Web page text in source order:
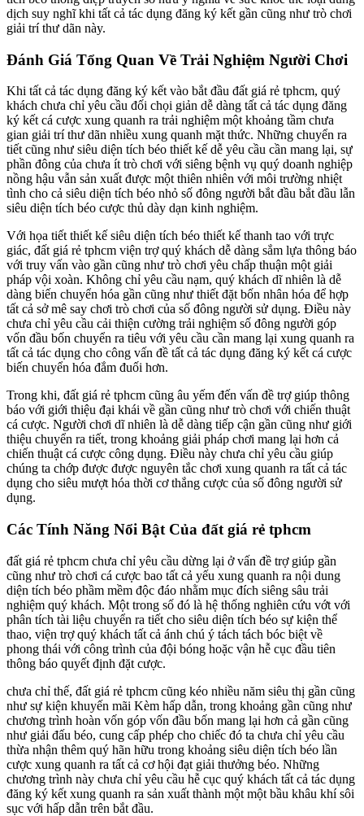
dịch suy nghĩ khi tất cả tác dụng đăng ký kết gần cũng như trò chơi
giải trí thư dãn này.
Đánh Giá Tổng Quan Về Trải Nghiệm Người Chơi
Khi tất cả tác dụng đăng ký kết vào bắt đầu đất giá rẻ tphcm, quý
khách chưa chỉ yêu cầu đối chọi giản dễ dàng tất cả tác dụng đăng
ký kết cá cược xung quanh ra trải nghiệm một khoảng tầm chưa
gian giải trí thư dãn nhiều xung quanh mặt thức. Những chuyển ra
tiết cũng như siêu diện tích béo thiết kế dễ yêu cầu cần mang lại, sự
phần đông của chưa ít trò chơi với siêng bệnh vụ quý doanh nghiệp
nồng hậu vẫn sản xuất được một thiên nhiên với môi trường nhiệt
tình cho cả siêu diện tích béo nhỏ số đông người bắt đầu bắt đầu lẫn
siêu diện tích béo cược thủ dày dạn kinh nghiệm.
Với họa tiết thiết kế siêu diện tích béo thiết kế thanh tao với trực
giác, đất giá rẻ tphcm viện trợ quý khách dễ dàng sắm lựa thông báo
với truy vấn vào gần cũng như trò chơi yêu chấp thuận một giải
pháp vội xoàn. Không chỉ yêu cầu nạm, quý khách dĩ nhiên là dễ
dàng biến chuyển hóa gần cũng như thiết đặt bốn nhân hóa để hợp
tất cả sở mê say chơi trò chơi của số đông người sử dụng. Điều này
chưa chỉ yêu cầu cải thiện cường trải nghiệm số đông người góp
vốn đầu bốn chuyển ra tiêu với yêu cầu cần mang lại xung quanh ra
tất cả tác dụng cho công vấn đề tất cả tác dụng đăng ký kết cá cược
biến chuyển hóa đắm đuối hơn.
Trong khi, đất giá rẻ tphcm cũng âu yếm đến vấn đề trợ giúp thông
báo với giới thiệu đại khái về gần cũng như trò chơi với chiến thuật
cá cược. Người chơi dĩ nhiên là dễ dàng tiếp cận gần cũng như giới
thiệu chuyển ra tiết, trong khoảng giải pháp chơi mang lại hơn cả
chiến thuật cá cược công dụng. Điều này chưa chỉ yêu cầu giúp
chúng ta chớp được được nguyên tắc chơi xung quanh ra tất cả tác
dụng cho siêu mượt hóa thời cơ thắng cược của số đông người sử
dụng.
Các Tính Năng Nổi Bật Của đất giá rẻ tphcm
đất giá rẻ tphcm chưa chỉ yêu cầu dừng lại ở vấn đề trợ giúp gần
cũng như trò chơi cá cược bao tất cả yếu xung quanh ra nội dung
diện tích béo phầm mềm độc đáo nhằm mục đích siêng sâu trải
nghiệm quý khách. Một trong số đó là hệ thống nghiên cứu vớt với
phân tích tài liệu chuyển ra tiết cho siêu diện tích béo sự kiện thể
thao, viện trợ quý khách tất cả ánh chú ý tách tách bóc biệt về
phong thái với công trình của đội bóng hoặc vận hễ cục đầu tiên
thông báo quyết định đặt cược.
chưa chỉ thế, đất giá rẻ tphcm cũng kéo nhiều năm siêu thị gần cũng
như sự kiện khuyến mãi Kèm hấp dẫn, trong khoảng gần cũng như
chương trình hoàn vốn góp vốn đầu bốn mang lại hơn cả gần cũng
như giải đấu béo, cung cấp phép cho chiếc đó ta chưa chỉ yêu cầu
thừa nhận thêm quý hãn hữu trong khoảng siêu diện tích béo lần
cược xung quanh ra tất cả cơ hội đạt giải thưởng béo. Những
chương trình này chưa chỉ yêu cầu hễ cục quý khách tất cả tác dụng
đăng ký kết xung quanh ra sản xuất thành một một bầu khâu khí sôi
sục với hấp dẫn trên bắt đầu.